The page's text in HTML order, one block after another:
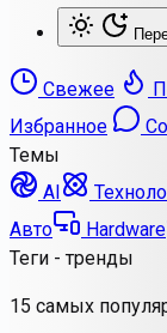
Свежее
Избранное
Темы
AI
Авто
Hardware
Теги - тренды
15 самых